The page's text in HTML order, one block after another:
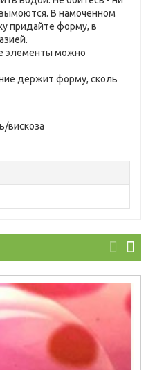
В намоченном
придайте форму, в
элементы можно
держит форму, сколь
вискоза